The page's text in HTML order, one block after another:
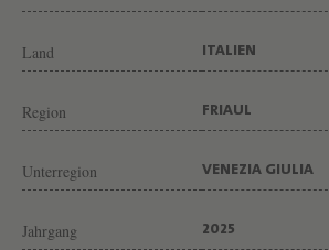
N
B
O
X
Land ITALIEN
Region FRIAUL
Unterregion VENEZIA GIULIA
Jahrgang 2025